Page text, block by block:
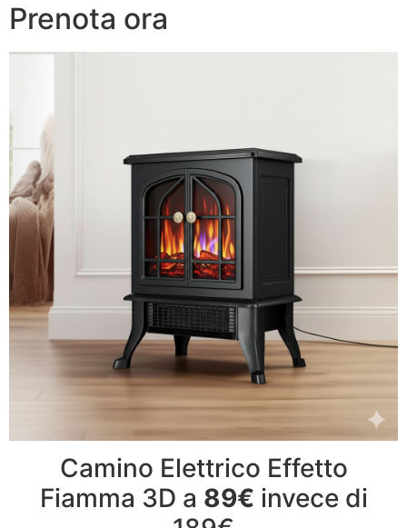
Prenota ora
Camino Elettrico Effetto
Fiamma 3D a 89€ invece di